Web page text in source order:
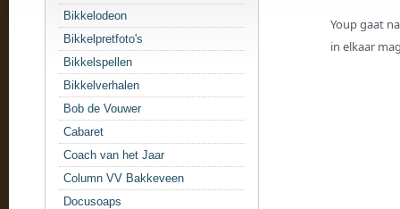
Bikkelodeon
Bikkelpretfoto's
Bikkelspellen
Bikkelverhalen
Bob de Vouwer
Cabaret
Coach van het Jaar
Column VV Bakkeveen
Docusoaps
Youp gaat
in elkaar